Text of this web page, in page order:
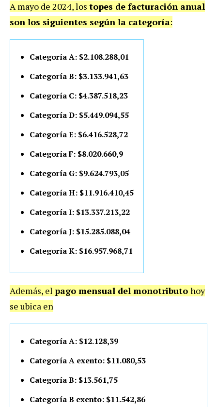
A mayo de 2024, los topes de facturación anual
son los siguientes según la categoría:
Categoría A: $2.108.288,01
Categoría B: $3.133.941,63
Categoría C: $4.387.518,23
Categoría D: $5.449.094,55
Categoría E: $6.416.528,72
Categoría F: $8.020.660,9
Categoría G: $9.624.793,05
Categoría H: $11.916.410,45
Categoría I: $13.337.213,22
Categoría J: $15.285.088,04
Categoría K: $16.957.968,71
Además, el pago mensual del monotributo hoy
se ubica en
Categoría A: $12.128,39
Categoría A exento: $11.080,53
Categoría B: $13.561,75
Categoría B exento: $11.542,86